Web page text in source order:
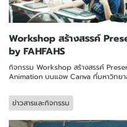
Workshop สร้างสรรค์
by FAHFAHS
กิจกรรม Workshop สร้างสรรค์
Animation บนแอพ Canva ที่มหาวิทย
ข่าวสารและกิจกรรม